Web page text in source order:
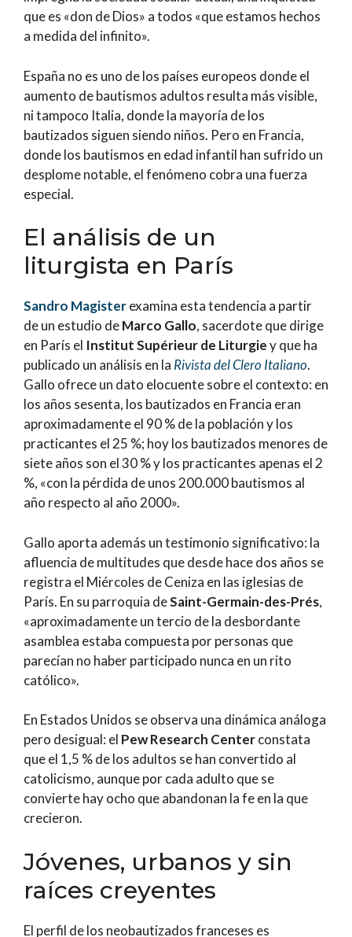
que es «don de Dios» a todos «que estamos hechos
a medida del infinito».
España no es uno de los países europeos donde el
aumento de bautismos adultos resulta más visible,
ni tampoco Italia, donde la mayoría de los
bautizados siguen siendo niños. Pero en Francia,
donde los bautismos en edad infantil han sufrido un
desplome notable, el fenómeno cobra una fuerza
especial.
El análisis de un
liturgista en París
Sandro Magisterexamina esta tendencia a partir
de un estudio deMarco Gallo, sacerdote que dirige
en París el Institut Supérieur de Liturgiey que ha
publicado un análisis en la Rivista del Clero Italiano.
Gallo ofrece un dato elocuente sobre el contexto: en
los años sesenta, los bautizados en Francia eran
aproximadamente el 90 % de la población y los
practicantes el 25 %; hoy los bautizados menores de
siete años son el 30 % y los practicantes apenas el 2
%, «con la pérdida de unos 200.000 bautismos al
año respecto al año 2000».
Gallo aporta además un testimonio significativo: la
afluencia de multitudes que desde hace dos años se
registra el Miércoles de Ceniza en las iglesias de
París. En su parroquia deSaint-Germain-des-Prés,
«aproximadamente un tercio de la desbordante
asamblea estaba compuesta por personas que
parecían no haber participado nunca en un rito
católico».
En Estados Unidos se observa una dinámica análoga
pero desigual: el Pew Research Centerconstata
que el 1,5 % de los adultos se han convertido al
catolicismo, aunque por cada adulto que se
convierte hay ocho que abandonan la fe en la que
crecieron.
Jóvenes, urbanos y sin
raíces creyentes
El perfil de los neobautizados franceses es